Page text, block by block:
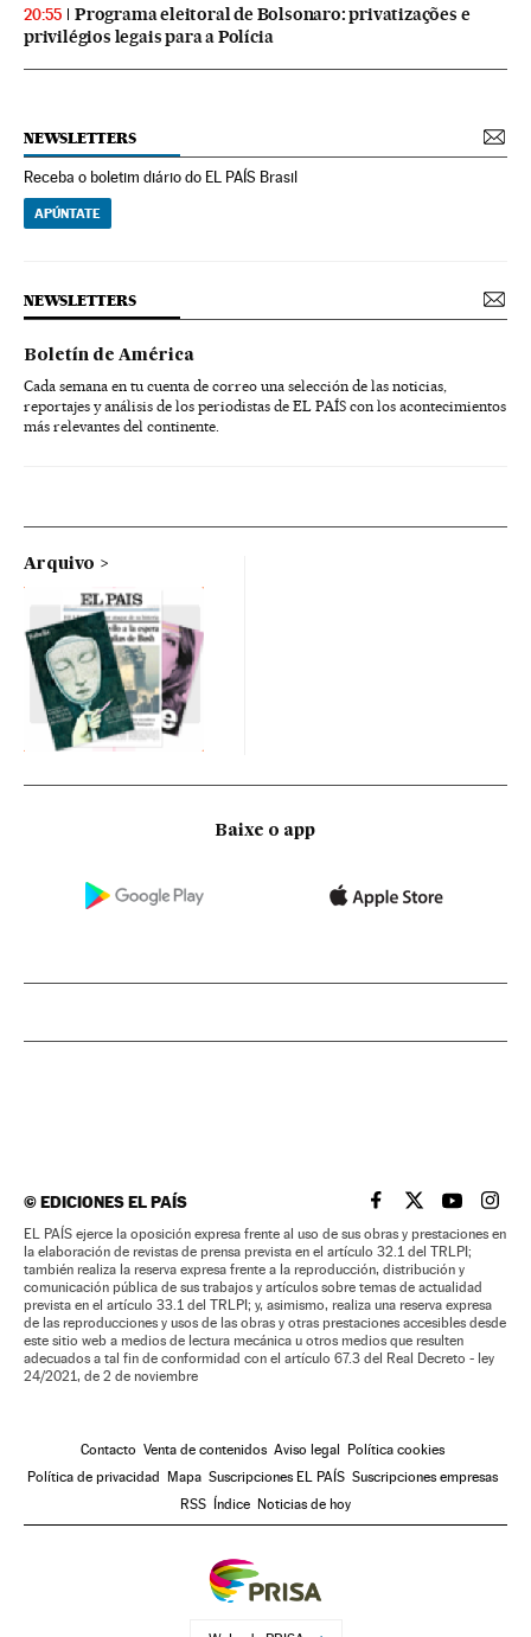
20:55
Programa eleitoral de Bolsonaro: privatizações e
privilégios legais para a Polícia
NEWSLETTERS
Receba o boletim diário do EL PAÍS Brasil
APÚNTATE
NEWSLETTERS
Boletín de América
Cada semana en tu cuenta de correo una selección de las noticias,
reportajes y análisis de los periodistas de EL PAÍS con los acontecimientos
más relevantes del continente.
Arquivo
Baixe o app
©EDICIONES EL PAÍS EL PAÍS BRASIL EN
EL PAÍSEL PAÍS
EL
EL PAÍS ejerce la oposición expresa frente al uso de sus obras y prestaciones en
la elaboración de revistas de prensa prevista en el artículo 32.1 del TRLPI;
también realiza la reserva expresa frente a la reproducción, distribución y
comunicación pública de sus trabajos y artículos sobre temas de actualidad
prevista en el artículo 33.1 del TRLPI; y, asimismo, realiza una reserva expresa
de las reproducciones y usos de las obras y otras prestaciones accesibles desde
este sitio web a medios de lectura mecánica u otros medios que resulten
adecuados a tal fin de conformidad con el artículo 67.3 del Real Decreto - ley
24/2021, de 2 de noviembre
Contacto Venta de contenidos Aviso legal
Política cookies
Política de privacidad
Mapa Suscripciones EL PAÍS Suscripciones empresas
RSS
Índice Noticias de hoy